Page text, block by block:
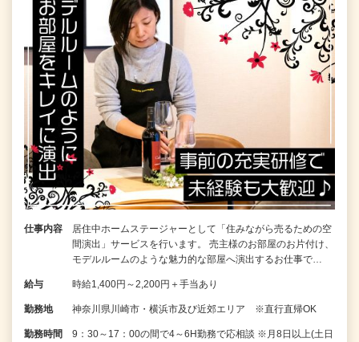
仕事内容
居住中ホームステージャーとして「住みながら売るための空
間演出」サービスを行います。 売主様のお部屋のお片付け、
モデルルームのような魅力的な部屋へ演出するお仕事で…
給与 時給1,400円～2,200円＋手当あり
勤務地 神奈川県川崎市・横浜市及び近郊エリア ※直行直帰OK
勤務時間
9：30～17：00の間で4～6H勤務で応相談 ※月8日以上(土日